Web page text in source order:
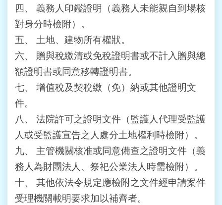
網
站
導
回
首
English
情
系
常
四、
義務人印鑑證明（義務人未能親自到場核
對身分時檢附）。
五、
土地、建物所有權狀。
六、
贈與稅繳清或免稅證明書或不計入贈與總
額證明書或同意移轉證明書。
七、
增值稅及契稅繳（免）納或其他證明文
件。
八、
法院許可之證明文件（監護人代理受監護
人或受監護宣告之人處分土地權利時檢附）。
九、
主管機關核准或同意備查之證明文件（義
務人為財團法人、祭祀公業法人時需檢附）。
十、
其他依法令規定應檢附之文件經申請案件
受理機關載明要求加以補齊者。